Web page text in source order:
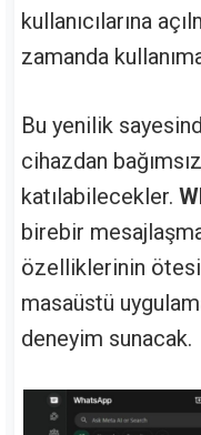
kullanıcılarına
zamanda
Bu yenilik
cihazdan
katılabilecekler.
birebir
özelliklerinin
masaüstü
deneyim sunacak.